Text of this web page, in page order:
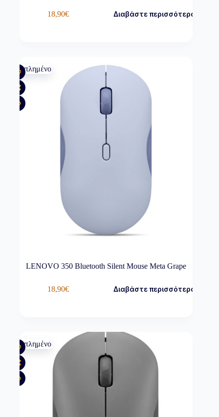
18,90€ Διαβάστε περισσότερα
Εξαντλημένο
LENOVO 350 Bluetooth Silent Mouse Meta Grape
18,90€ Διαβάστε περισσότερα
Εξαντλημένο